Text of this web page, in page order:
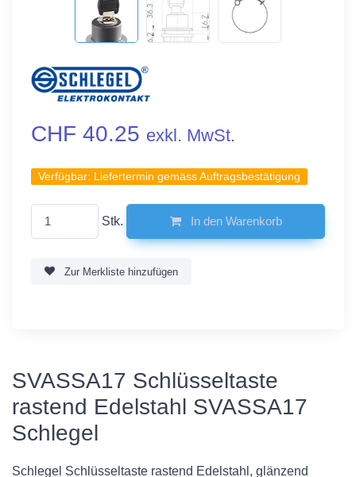
CHF 40.25 exkl. MwSt.
Verfügbar: Liefertermin gemäss Auftragsbestätigung
Stk. In den Warenkorb
Zur Merkliste hinzufügen
SVASSA17 Schlüsseltaste
rastend Edelstahl SVASSA17
Schlegel
Schlegel Schlüsseltaste rastend Edelstahl, glänzend